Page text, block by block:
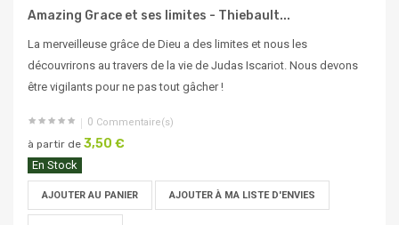
Amazing Grace et ses limites - Thiebault...
La merveilleuse grâce de Dieu a des limites et nous les
découvrirons au travers de la vie de Judas Iscariot. Nous devons
être vigilants pour ne pas tout gâcher !
0 Commentaire(s)
à partir de 3,50 €
En Stock
AJOUTER AU PANIER AJOUTER À MA LISTE D'ENVIES